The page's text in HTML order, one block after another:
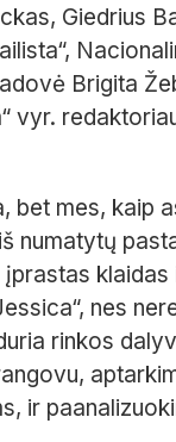
Giedrius
Brigita
vyr.
bet mes, kaip
numatytų
nes
rinkos
ir